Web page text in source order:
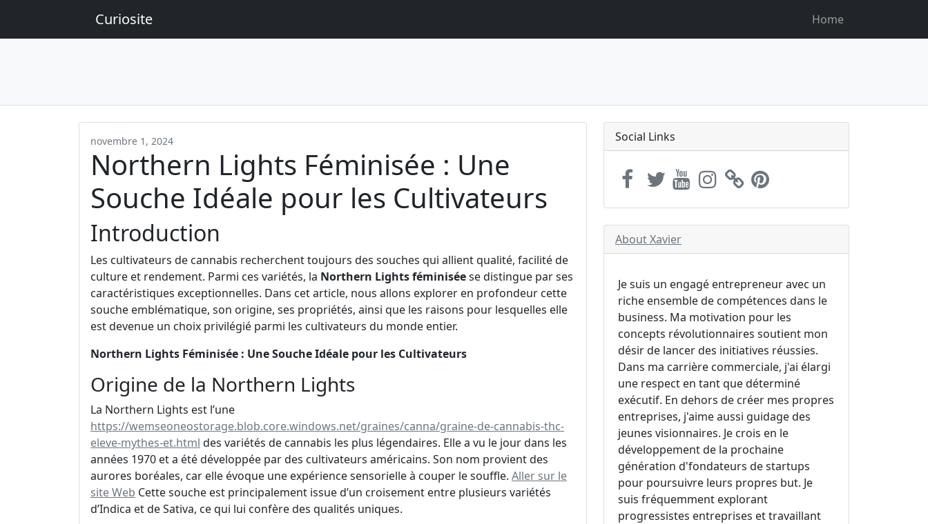
Curiosite Home
novembre 1, 2024
Northern Lights Féminisée : Une
Souche Idéale pour les Cultivateurs
Introduction
Les cultivateurs de cannabis recherchent toujours des souches qui allient qualité, facilité de
culture et rendement. Parmi ces variétés, la Northern Lights féminiséese distingue par ses
caractéristiques exceptionnelles. Dans cet article, nous allons explorer en profondeur cette
souche emblématique, son origine, ses propriétés, ainsi que les raisons pour lesquelles elle
est devenue un choix privilégié parmi les cultivateurs du monde entier.
Northern Lights Féminisée : Une Souche Idéale pour les Cultivateurs
Origine de la Northern Lights
La Northern Lights est l’une
https://wemseoneostorage.blob.core.windows.net/graines/canna/graine-de-cannabis-thc-
eleve-mythes-et.html des variétés de cannabis les plus légendaires. Elle a vu le jour dans les
années 1970 et a été développée par des cultivateurs américains. Son nom provient des
aurores boréales, car elle évoque une expérience sensorielle à couper le souffle. Aller sur le
site Web Cette souche est principalement issue d’un croisement entre plusieurs variétés
d’Indica et de Sativa, ce qui lui confère des qualités uniques.
Social Links
About Xavier
Je suis un engagé entrepreneur avec un
riche ensemble de compétences dans le
business. Ma motivation pour les
concepts révolutionnaires soutient mon
désir de lancer des initiatives réussies.
Dans ma carrière commerciale, j'ai élargi
une respect en tant que déterminé
exécutif. En dehors de créer mes propres
entreprises, j'aime aussi guidage des
jeunes visionnaires. Je crois en le
développement de la prochaine
génération d'fondateurs de startups
pour poursuivre leurs propres but. Je
suis fréquemment explorant
progressistes entreprises et travaillant